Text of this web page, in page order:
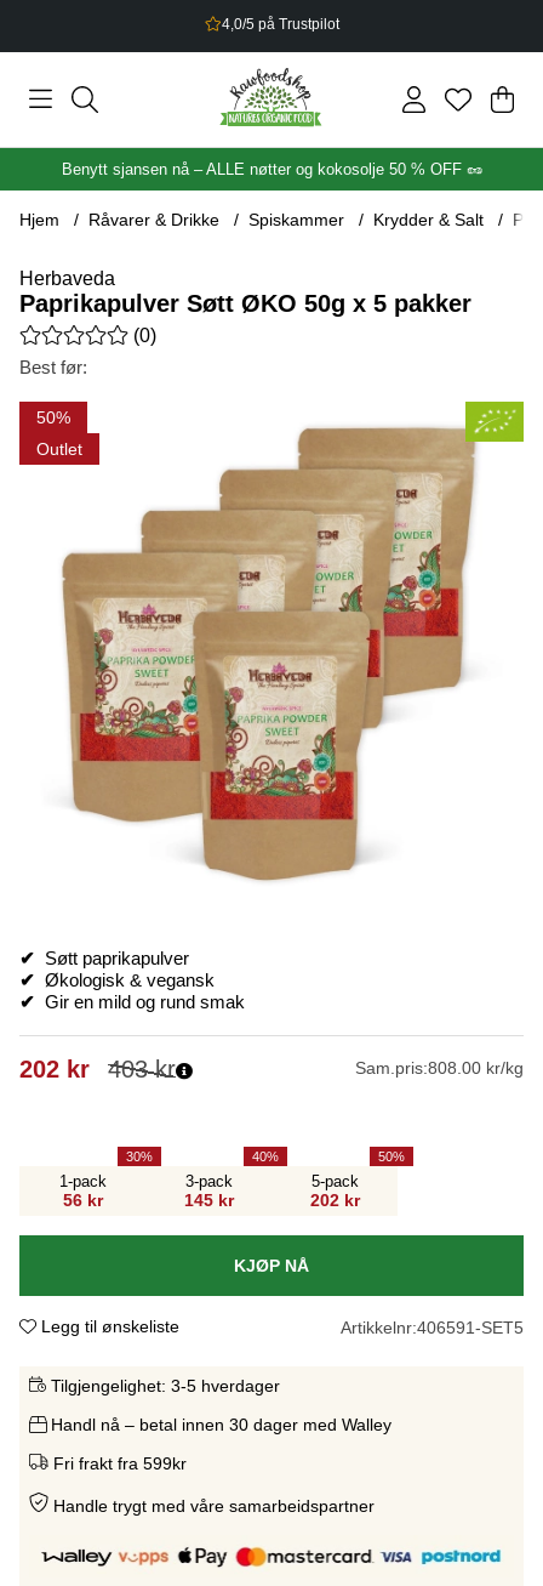
2,5% bonus på alt du handler
.
Benytt sjansen nå – ALLE nøtter og kokosolje 50 % OFF 🥜
Hjem Råvarer & Drikke Spiskammer Krydder & Salt
Herbaveda
Paprikapulver Søtt ØKO 50g x 5 pakker
Gjennomsnittlig rangering 0 av 5 Antall vurderinger 0
(0)
Best før:
50
Outlet
Produktbilder Paprikapulver Søtt ØKO 50g x 5 pakker
✔ Søtt paprikapulver
✔ Økologisk & vegansk
✔ Gir en mild og rund smak
403kr
202 kr Sam.pris:808.00 kr/kg
1-pack
56 kr
30
3-pack
145 kr
40
5-pack
202 kr
50
KJØP NÅ
Legg til ønskeliste Artikkelnr:406591-SET5
Tilgjengelighet: 3-5 hverdager
Handl nå – betal innen 30 dager med Walley
Fri frakt fra 599kr
Handle trygt med våre samarbeidspartner